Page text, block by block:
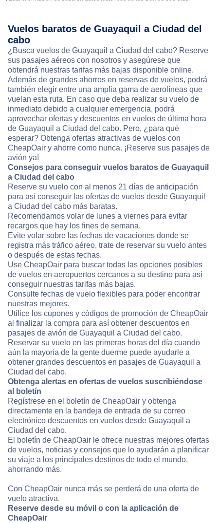
Vuelos baratos de Guayaquil a Ciudad del
cabo
¿Busca vuelos de Guayaquil a Ciudad del cabo? Reserve
sus pasajes aéreos con nosotros y asegúrese que
obtendrá nuestras tarifas más bajas disponible online.
Además de grandes ahorros en reservas de vuelos, podrá
también elegir entre una amplia gama de aerolíneas que
vuelan esta ruta. En caso que deba realizar su vuelo de
inmediato debido a cualquier emergencia, podrá
aprovechar ofertas y descuentos en vuelos de última hora
de Guayaquil a Ciudad del cabo. Pero, ¿para qué
esperar? Obtenga ofertas atractivas de vuelos con
CheapOair y ahorre como nunca. ¡Reserve sus pasajes de
avión ya!
Consejos para conseguir vuelos baratos de Guayaquil
a Ciudad del cabo
Reserve su vuelo con al menos 21 días de anticipación
para así conseguir las ofertas de vuelos desde Guayaquil
a Ciudad del cabo más baratas.
Recomendamos volar de lunes a viernes para evitar
recargos que hay los fines de semana.
Evite volar sobre las fechas de vacaciones donde se
registra más tráfico aéreo, trate de reservar su vuelo antes
o después de estas fechas.
Use CheapOair para buscar todas las opciones posibles
de vuelos en aeropuertos cercanos a su destino para así
conseguir nuestras tarifas más bajas.
Consulte fechas de vuelo flexibles para poder encontrar
nuestras mejores.
Utilice los cupones y códigos de promoción de CheapOair
al finalizar la compra para así obtener descuentos en
pasajes de avión de Guayaquil a Ciudad del cabo.
Reservar su vuelo en las primeras horas del día cuando
aún la mayoría de la gente duerme puede ayudarle a
obtener grandes descuentos en pasajes de Guayaquil a
Ciudad del cabo.
Obtenga alertas en ofertas de vuelos suscribiéndose
al boletín
Regístrese en el boletín de CheapOair y obtenga
directamente en la bandeja de entrada de su correo
electrónico descuentos en vuelos desde Guayaquil a
Ciudad del cabo.
El boletín de CheapOair le ofrece nuestras mejores ofertas
de vuelos, noticias y consejos que lo ayudarán a planificar
su viaje a los principales destinos de todo el mundo,
ahorrando más.
Con CheapOair nunca más se perderá de una oferta de
vuelo atractiva.
Reserve desde su móvil o con la aplicación de
CheapOair